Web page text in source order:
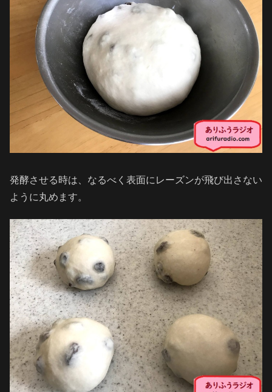
発酵させる時は、なるべく表面にレーズンが飛び出さない
ように丸めます。